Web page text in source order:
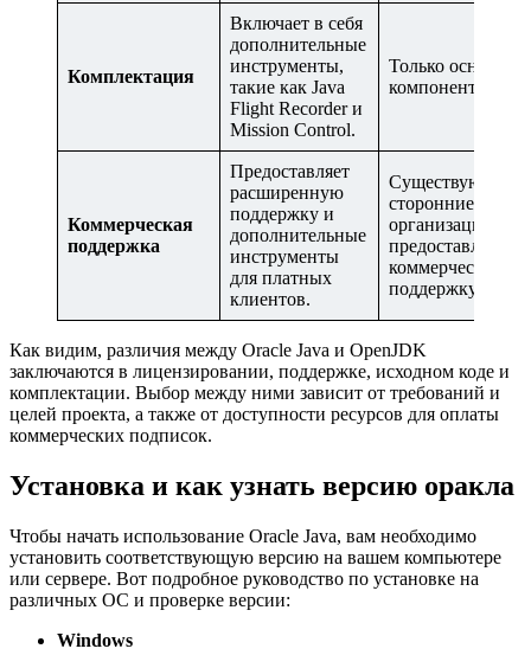
Комплектация
Включает в себя
дополнительные
инструменты,
такие как Java
Flight Recorder и
Mission Control.
Только основные
компоненты Java.
Коммерческая
поддержка
Предоставляет
расширенную
поддержку и
дополнительные
инструменты
для платных
клиентов.
Существуют
сторонние
организации,
коммерческую
поддержку.
Как видим, различия между Oracle Java и OpenJDK
заключаются в лицензировании, поддержке, исходном коде и
комплектации. Выбор между ними зависит от требований и
целей проекта, а также от доступности ресурсов для оплаты
коммерческих подписок.
Установка и как узнать версию оракла
Чтобы начать использование Oracle Java, вам необходимо
установить соответствующую версию на вашем компьютере
или сервере. Вот подробное руководство по установке на
различных ОС и проверке версии:
Windows